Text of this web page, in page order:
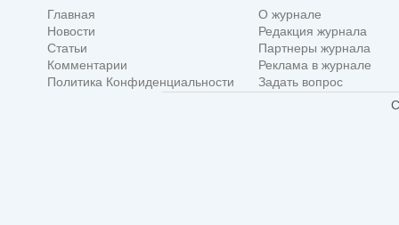
Главная
О журнале
Новости
Редакция журнала
Статьи
Партнеры журнала
Комментарии
Реклама в журнале
Политика Конфиденциальности
Задать вопрос